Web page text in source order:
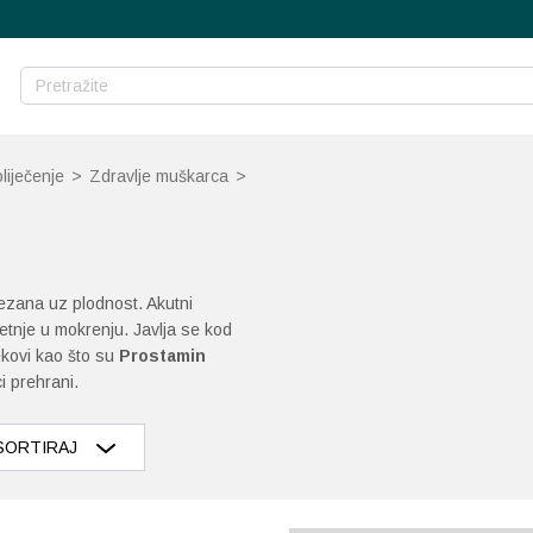
> Zdravlje muškarca >
uz plodnost. Akutni
u mokrenju. Javlja se kod
kao što su Prostamin
prehrani.